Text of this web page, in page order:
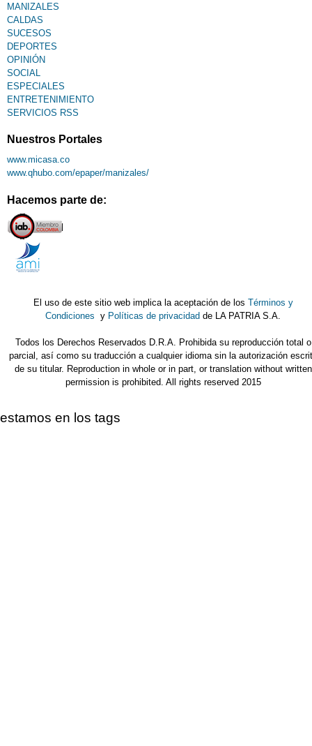
MANIZALES
CALDAS
SUCESOS
DEPORTES
OPINIÓN
SOCIAL
ESPECIALES
ENTRETENIMIENTO
SERVICIOS RSS
Nuestros Portales
www.micasa.co
www.qhubo.com/epaper/manizales/
Hacemos parte de:
El uso de este sitio web implica la aceptación de los Términos y
Condiciones y Políticas de privacidad de LA PATRIA S.A.
Todos los Derechos Reservados D.R.A. Prohibida su reproducción total o
parcial, así como su traducción a cualquier idioma sin la autorización
de su titular. Reproduction in whole or in part, or translation without written
permission is prohibited. All rights reserved 2015
estamos en los tags